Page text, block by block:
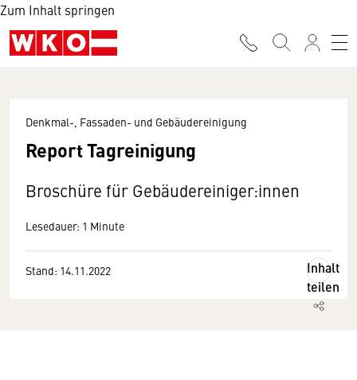
Zum Inhalt springen
Denkmal-, Fassaden- und Gebäudereinigung
Report Tagreinigung
Broschüre für Gebäudereiniger:innen
Lesedauer: 1 Minute
Stand: 14.11.2022
Inhalt
teilen